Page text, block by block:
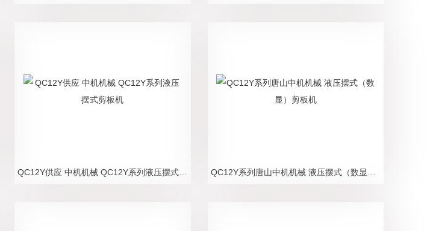
QC12Y供应 中机机械 QC12Y系列液压摆式剪板机 QC12Y系列唐山中机机械 液压摆式（数显）剪板机